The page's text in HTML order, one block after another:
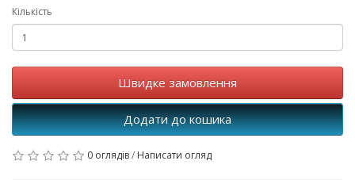
Кількість
Швидке замовлення
Додати до кошика
0 оглядів/ Написати огляд